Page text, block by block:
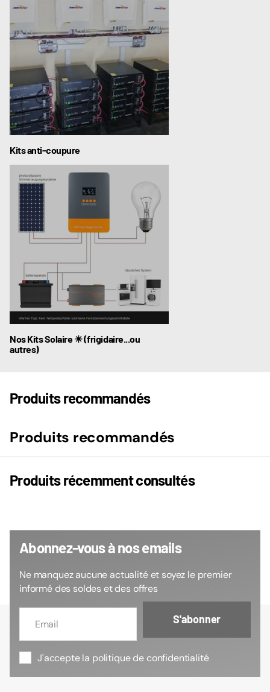
Kits anti-coupure
Nos Kits Solaire ☀ (frigidaire...ou
autres)
Produits recommandés
Produits recommandés
Produits récemment consultés
Abonnez-vous à nos emails
Ne manquez aucune actualité et soyez le premier
informé des soldes et des offres
S'abonner
J'accepte la politique de confidentialité